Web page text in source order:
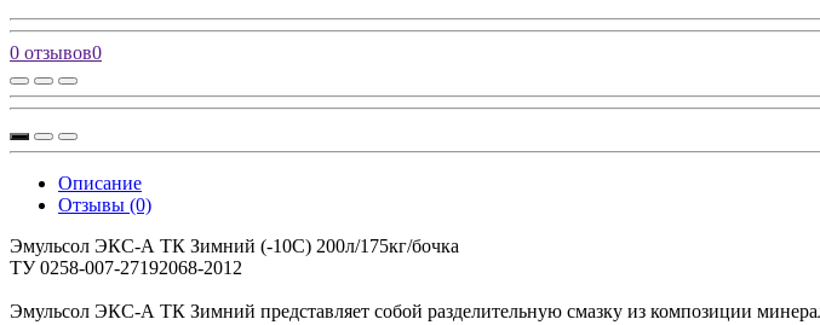
0 отзывов0
Описание
Отзывы (0)
Эмульсол ЭКС-А ТК Зимний (-10С) 200л/175кг/бочка
ТУ 0258-007-27192068-2012
Эмульсол ЭКС-А ТК Зимний представляет собой разделительную смазку из композиции